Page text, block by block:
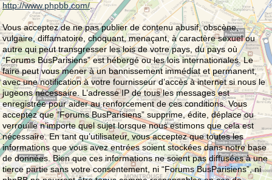
http://www.phpbb.com/.
Vous acceptez de ne pas publier de contenu abusif, obscène,
vulgaire, diffamatoire, choquant, menaçant, à caractère sexuel ou
autre qui peut transgresser les lois de votre pays, du pays où
“Forums BusParisiens” est hébergé ou les lois internationales. Le
faire peut vous mener à un bannissement immédiat et permanent,
avec une notification à votre fournisseur d’accès à internet si nous le
jugeons nécessaire. L’adresse IP de tous les messages est
enregistrée pour aider au renforcement de ces conditions. Vous
acceptez que “Forums BusParisiens” supprime, édite, déplace ou
verrouille n’importe quel sujet lorsque nous estimons que cela est
nécessaire. En tant qu’utilisateur, vous acceptez que toutes les
informations que vous avez entrées soient stockées dans notre base
de données. Bien que ces informations ne soient pas diffusées à une
tierce partie sans votre consentement, ni “Forums BusParisiens”, ni